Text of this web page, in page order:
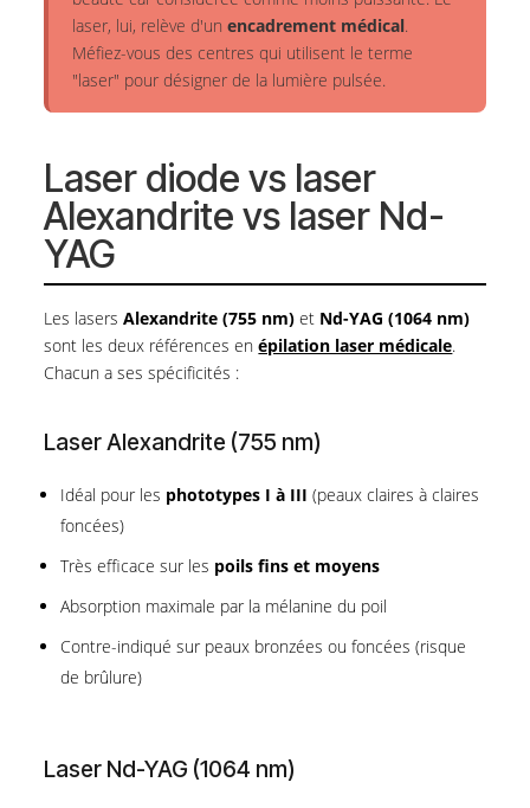
laser, lui, relève d'unencadrement médical.
Méfiez-vous des centres qui utilisent le terme
"laser" pour désigner de la lumière pulsée.
Laser diode vs laser
Alexandrite vs laser Nd-
YAG
Les lasersAlexandrite (755 nm) et Nd-YAG (1064 nm)
sont les deux références enépilation laser médicale.
Chacun a ses spécificités :
Laser Alexandrite (755 nm)
Idéal pour les phototypes I à III (peaux claires à claires
foncées)
Très efficace sur les poils fins et moyens
Absorption maximale par la mélanine du poil
Contre-indiqué sur peaux bronzées ou foncées (risque
de brûlure)
Laser Nd-YAG (1064 nm)